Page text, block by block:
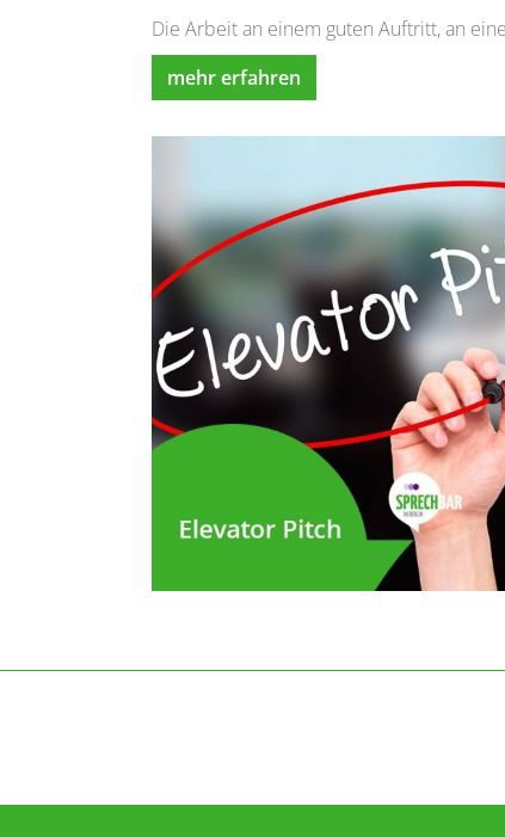
Die Arbeit an einem guten Auftritt, an
mehr erfahren